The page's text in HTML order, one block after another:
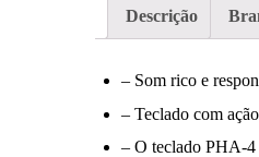
Descrição
– Som rico e
– Teclado com
– O teclado PHA-4